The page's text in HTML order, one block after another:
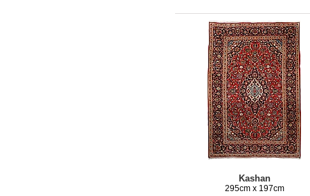
Kashan
295cm x 197cm